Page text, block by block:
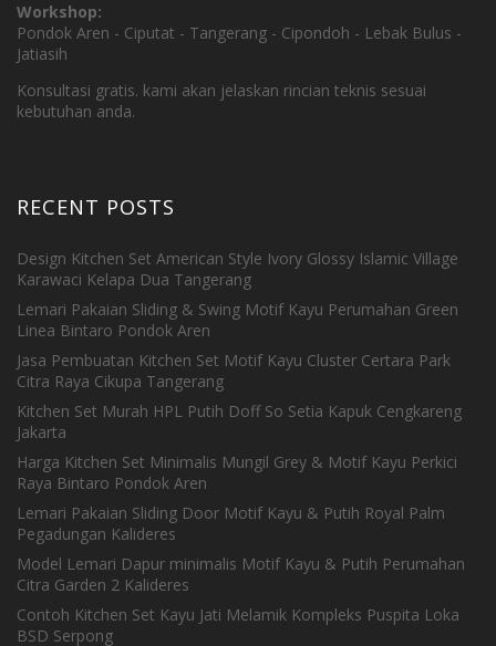
Workshop:
Pondok Aren - Ciputat - Tangerang - Cipondoh - Lebak Bulus -
Jatiasih
Konsultasi gratis. kami akan jelaskan rincian teknis sesuai
kebutuhan anda.
RECENT POSTS
Design Kitchen Set American Style Ivory Glossy Islamic Village
Karawaci Kelapa Dua Tangerang
Lemari Pakaian Sliding & Swing Motif Kayu Perumahan Green
Linea Bintaro Pondok Aren
Jasa Pembuatan Kitchen Set Motif Kayu Cluster Certara Park
Citra Raya Cikupa Tangerang
Kitchen Set Murah HPL Putih Doff So Setia Kapuk Cengkareng
Jakarta
Harga Kitchen Set Minimalis Mungil Grey & Motif Kayu Perkici
Raya Bintaro Pondok Aren
Lemari Pakaian Sliding Door Motif Kayu & Putih Royal Palm
Pegadungan Kalideres
Model Lemari Dapur minimalis Motif Kayu & Putih Perumahan
Citra Garden 2 Kalideres
Contoh Kitchen Set Kayu Jati Melamik Kompleks Puspita Loka
BSD Serpong